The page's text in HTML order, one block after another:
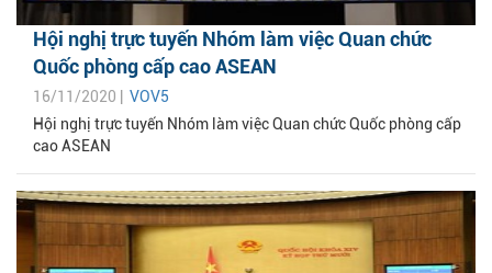
Hội nghị trực tuyến Nhóm làm việc Quan chức
Quốc phòng cấp cao ASEAN
16/11/2020 | VOV5
Hội nghị trực tuyến Nhóm làm việc Quan chức Quốc phòng cấp
cao ASEAN